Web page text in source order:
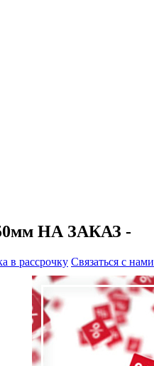
НА ЗАКАЗ -
в рассрочку Связаться с нами